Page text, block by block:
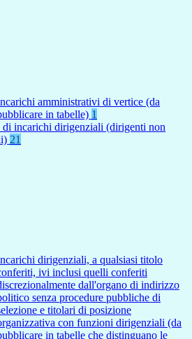
amministrativi di vertice (da
in tabelle) 1
incarichi dirigenziali (dirigenti non
21
dirigenziali, a qualsiasi titolo
ivi inclusi quelli conferiti
dall'organo di indirizzo
senza procedure pubbliche di
e titolari di posizione
con funzioni dirigenziali (da
in tabelle che distinguano le